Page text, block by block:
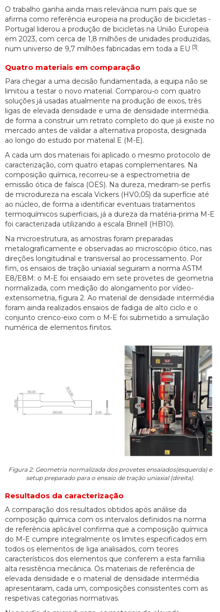
O trabalho ganha ainda mais relevância num país que se
afirma como referência europeia na produção de bicicletas -
Portugal liderou a produção de bicicletas na União Europeia
em 2023, com cerca de 1,8 milhões de unidades produzidas,
num universo de 9,7 milhões fabricadas em toda a EU [3] .
Quatro materiais em comparação
Para chegar a uma decisão fundamentada, a equipa não se
limitou a testar o novo material. Comparou-o com quatro
soluções já usadas atualmente na produção de eixos, três
ligas de elevada densidade e uma de densidade intermédia.
de forma a construir um retrato completo do que já existe no
mercado antes de validar a alternativa proposta, designada
ao longo do estudo por material E (M-E).
A cada um dos materiais foi aplicado o mesmo protocolo de
caracterização, com quatro etapas complementares. Na
composição química, recorreu-se a espectrometria de
emissão ótica de faísca (OES). Na dureza, mediram-se perfis
de microdureza na escala Vickers (HV0,05) da superfície até
ao núcleo, de forma a identificar eventuais tratamentos
termoquímicos superficiais, já a dureza da matéria-prima M-E
foi caracterizada utilizando a escala Brinell (HB10).
Na microestrutura, as amostras foram preparadas
metalograficamente e observadas ao microscópio ótico, nas
direções longitudinal e transversal ao processamento. Por
fim, os ensaios de tração uniaxial seguiram a norma ASTM
E8/E8M: o M-E foi ensaiado em sete provetes de geometria
normalizada, com medição do alongamento por vídeo-
extensometria, figura 2. Ao material de densidade intermédia
foram ainda realizados ensaios de fadiga de alto ciclo e o
conjunto crenco-eixo com o M-E foi submetido a simulação
numérica de elementos finitos.
Figura 2: Geometria normalizada dos provetes ensaiados(esquerda) e
setup preparado para o ensaio de tração uniaxial (direita).
Resultados da caracterização
A comparação dos resultados obtidos após análise da
composição química com os intervalos definidos na norma
de referência aplicável confirma que a composição química
do M-E cumpre integralmente os limites especificados em
todos os elementos de liga analisados, com teores
característicos dos elementos que conferem a esta família
alta resistência mecânica. Os materiais de referência de
elevada densidade e o material de densidade intermédia
apresentaram, cada um, composições consistentes com as
respetivas categorias normativas.